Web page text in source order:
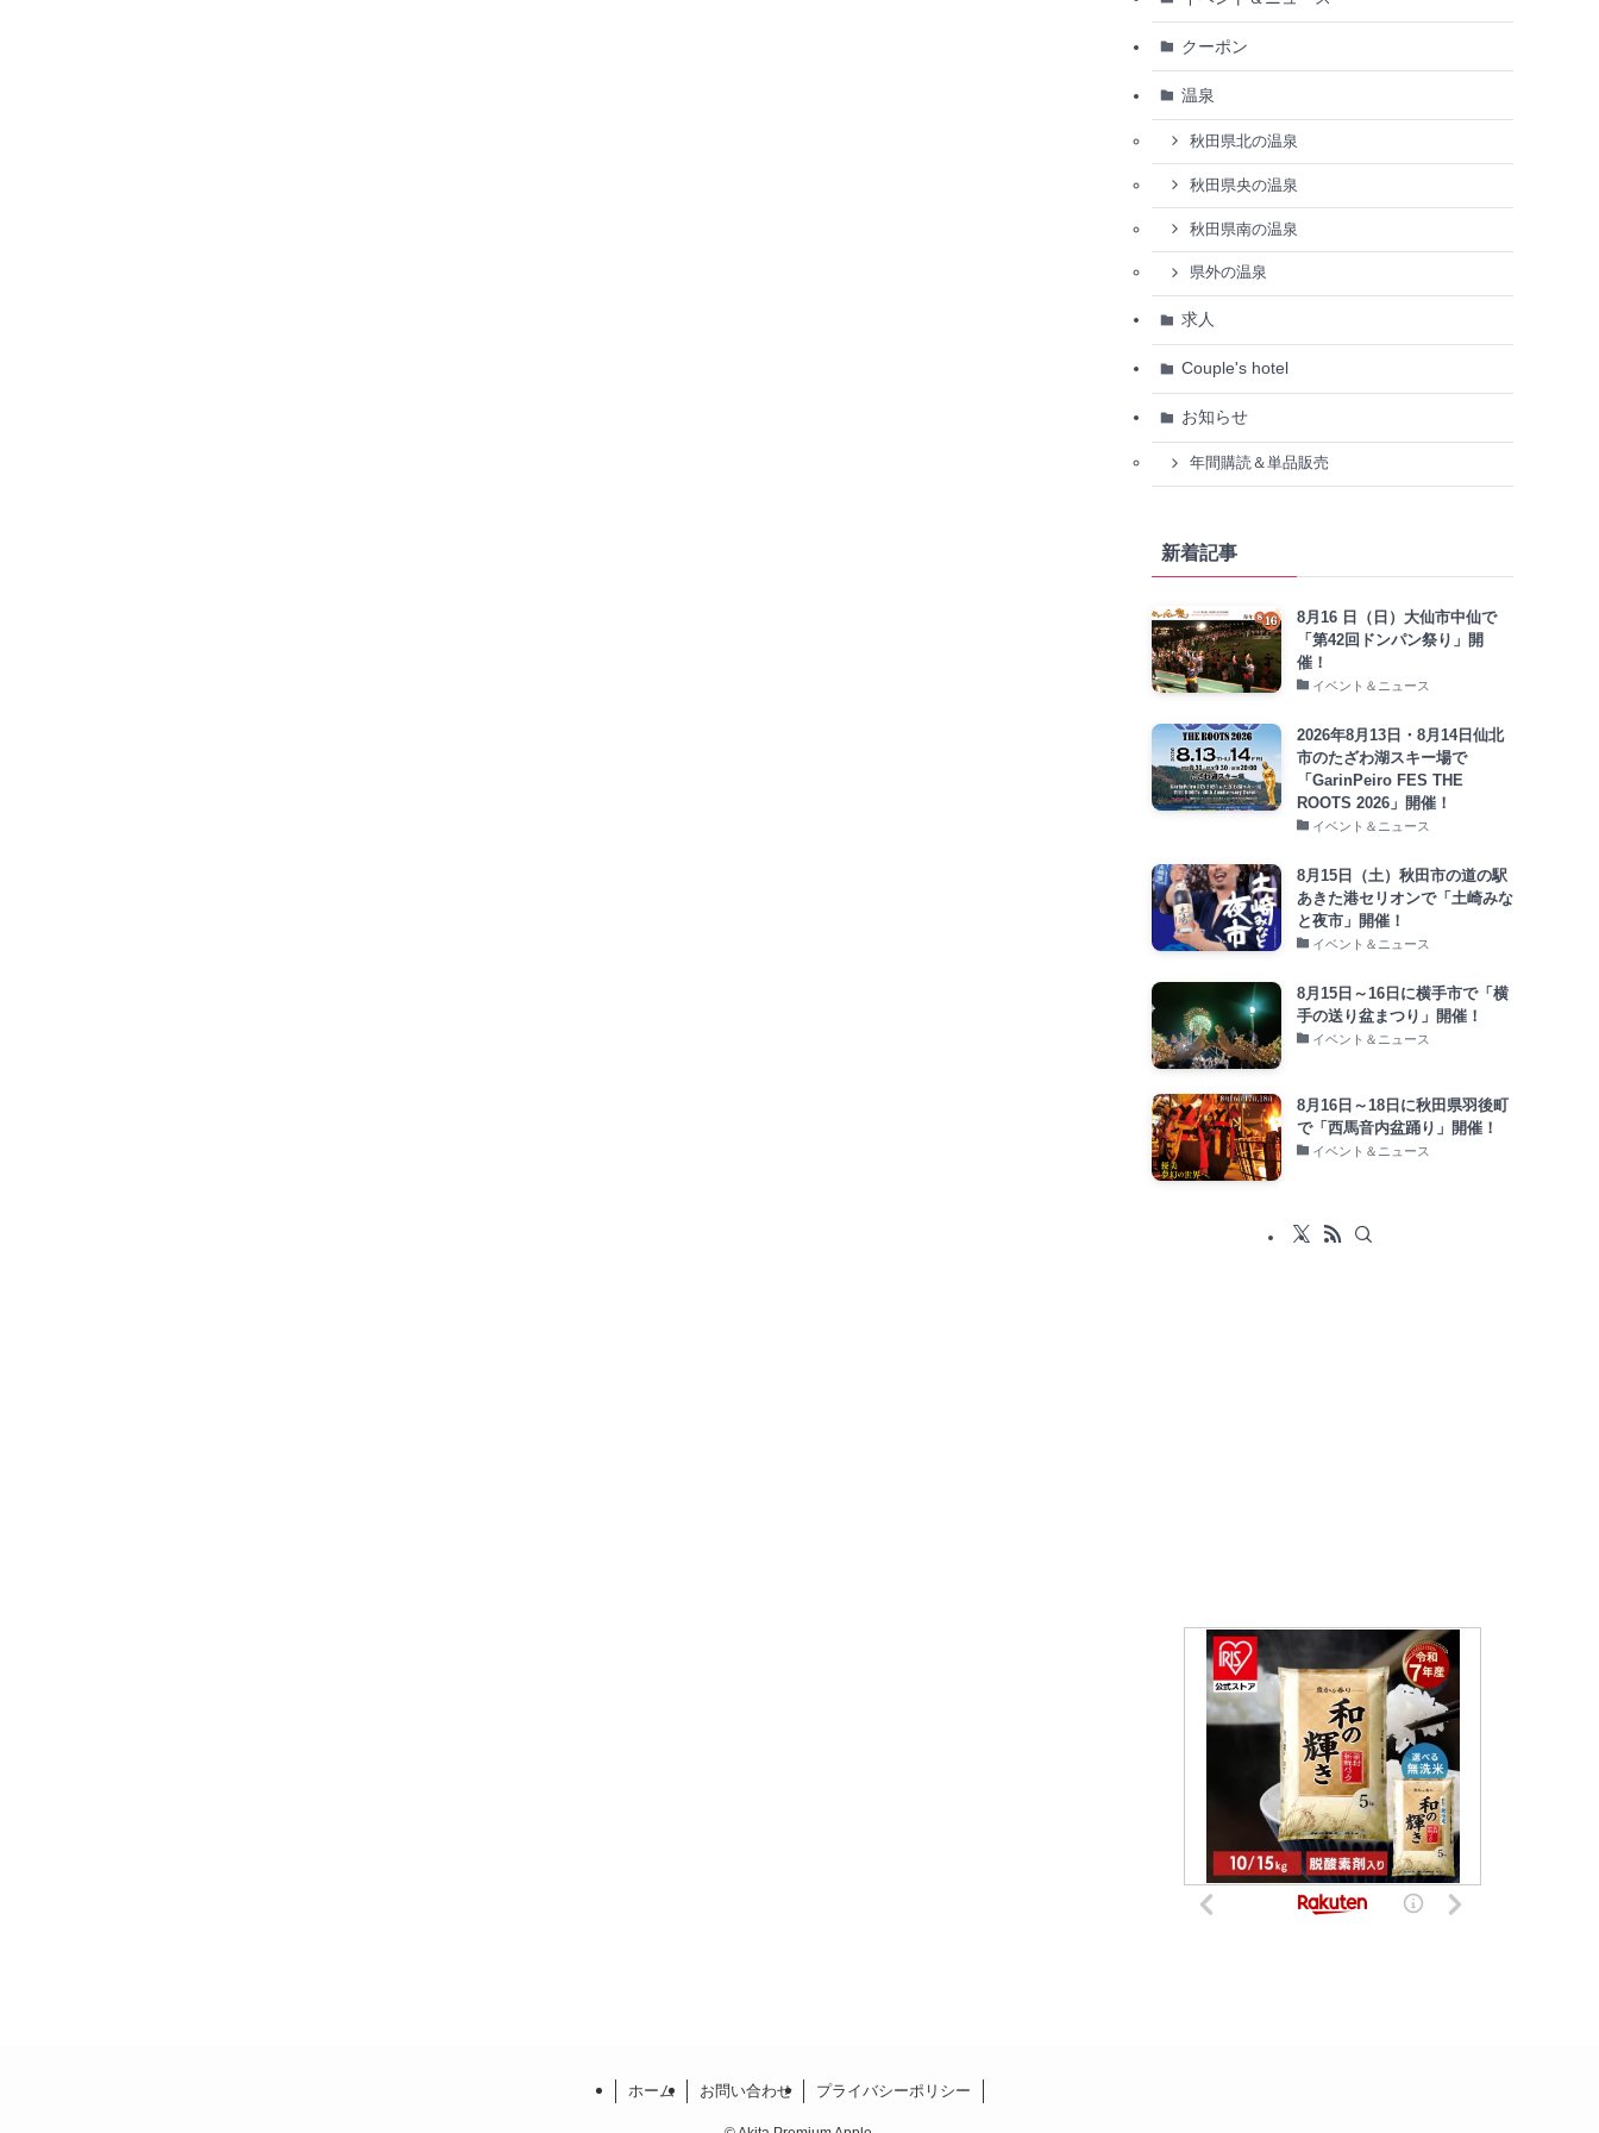
クーポン
温泉
秋田県北の温泉
秋田県央の温泉
秋田県南の温泉
県外の温泉
求人
Couple's hotel
お知らせ
年間購読＆単品販売
新着記事
8月16 日（日）大仙市中仙で
「第42回ドンパン祭り」開
催！
イベント＆ニュース
2026年8月13日・8月14日仙北
市のたざわ湖スキー場で
「GarinPeiro FES THE
ROOTS 2026」開催！
イベント＆ニュース
8月15日（土）秋田市の道の駅
あきた港セリオンで「土崎みな
と夜市」開催！
イベント＆ニュース
8月15日～16日に横手市で「横
手の送り盆まつり」開催！
イベント＆ニュース
8月16日～18日に秋田県羽後町
で「西馬音内盆踊り」開催！
イベント＆ニュース
ホーム お問い合わせ プライバシーポリシー